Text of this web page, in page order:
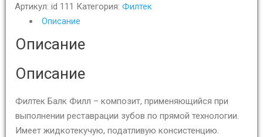
Артикул: id 111 Категория: Филтек
Описание
Описание
Описание
Филтек Балк Филл – композит, применяющийся при
выполнении реставрации зубов по прямой технологии.
Имеет жидкотекучую, податливую консистенцию.